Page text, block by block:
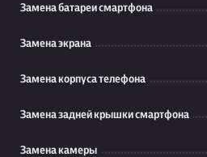
Замена батареи смартфона
Замена экрана
Замена корпуса телефона
Замена задней крышки смартфона
Замена камеры